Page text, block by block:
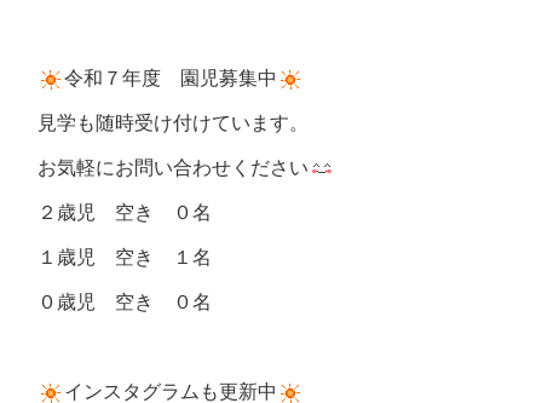
令和７年度 園児募集中
見学も随時受け付けています。
お気軽にお問い合わせください
２歳児 空き ０名
１歳児 空き １名
０歳児 空き ０名
インスタグラムも更新中